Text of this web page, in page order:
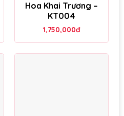
Hoa Khai Trương –
KT004
1,750,000đ